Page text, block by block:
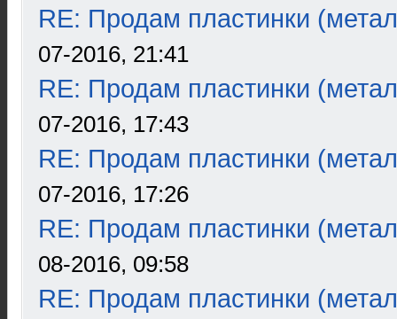
RE: Продам пластинки
07-2016, 21:41
RE: Продам пластинки
07-2016, 17:43
RE: Продам пластинки
07-2016, 17:26
RE: Продам пластинки
08-2016, 09:58
RE: Продам пластинки